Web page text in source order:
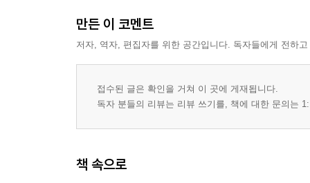
만든 이 코멘트
저자, 역자, 편집자를 위한 공간입니다. 독자들에게 전하
접수된 글은 확인을 거쳐 이 곳에 게재됩니다.
독자 분들의 리뷰는 리뷰 쓰기를, 책에 대한 문의는
책 속으로